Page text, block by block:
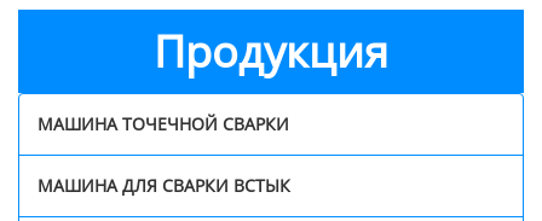
Продукция
МАШИНА ТОЧЕЧНОЙ СВАРКИ
МАШИНА ДЛЯ СВАРКИ ВСТЫК